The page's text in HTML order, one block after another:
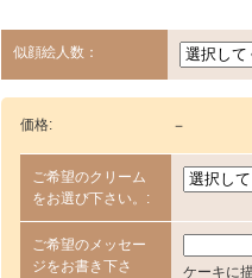
似顔絵人数：
価格: －
ご希望のクリーム
をお選び下さい。:
ご希望のメッセー
ジをお書き下さ
ケーキに